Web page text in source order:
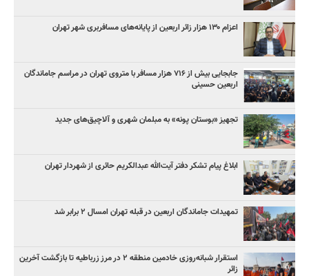
اعزام ۱۳۰ هزار زائر اربعین از پایانه‌های مسافربری شهر تهران
جابجایی بیش از ۷۱۶ هزار مسافر با متروی تهران در مراسم جاماندگان
اربعین حسینی
تجهیز «بوستان پونه» به مبلمان شهری و آلاچیق‌های جدید
ابلاغ پیام تشکر دفتر آیت‌الله عبدالکریم حائری از شهردار تهران
تمهیدات جاماندگان اربعین در قبله تهران امسال ۲ برابر شد
استقرار شبانه‌روزی خادمین منطقه ۲ در مرز زرباطیه تا بازگشت آخرین
زائر